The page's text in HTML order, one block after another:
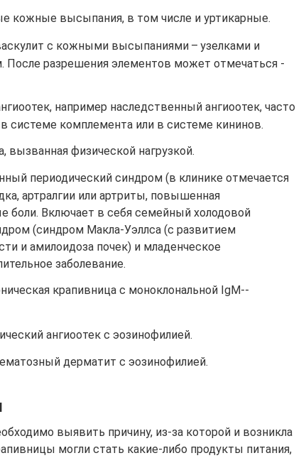
кожные высыпания, в том числе и ­уртикарные.
с кожными высыпаниями – узелками и
После разрешения элементов может отмечаться
например наследственный ангиоотек, часто
системе комплемента или в системе ­кининов.
вызванная физической ­нагрузкой.
периодический синдром (в клинике отмечается
артралгии или артриты, повышенная
боли. Включает в себя семейный холодовой
(синдром Макла-Уэллса (с развитием
и амилоидоза почек) и младенческое
­заболевание.
крапивница с моноклональной IgM-­
ангиоотек с ­эозинофилией.
дерматит с ­эозинофилией.
выявить причину, из-за которой и возникла
могли стать какие-либо продукты питания,